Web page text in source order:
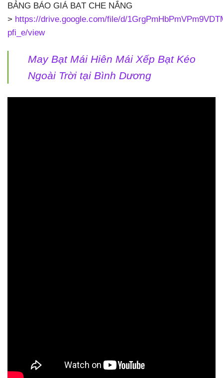
BẢNG BÁO GIÁ BẠT CHE NẮNG
> https://drive.google.com/file/d/
pfi_e/view
May Bạt Mái Hiên Mái Xếp Bạt Kéo
Ngoài Trời tại Bình Dương